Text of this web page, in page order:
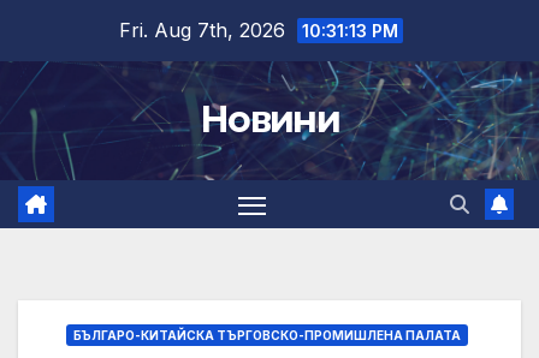
content
Fri. Aug 7th, 2026 10:31:14 PM
Новини
БЪЛГАРО-КИТАЙСКА ТЪРГОВСКО-ПРОМИШЛЕНА ПАЛАТА